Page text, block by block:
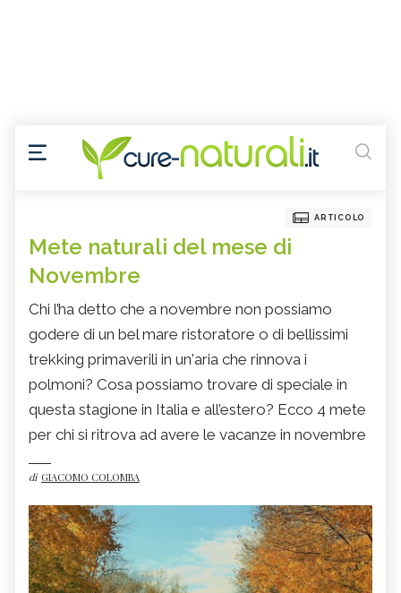
ARTICOLO
Mete naturali del mese di
Novembre
Chi l’ha detto che a novembre non possiamo
godere di un bel mare ristoratore o di bellissimi
trekking primaverili in un'aria che rinnova i
polmoni? Cosa possiamo trovare di speciale in
questa stagione in Italia e all’estero? Ecco 4 mete
per chi si ritrova ad avere le vacanze in novembre
di GIACOMO COLOMBA